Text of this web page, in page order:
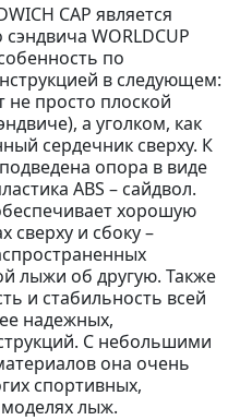
CAP является
WORLDCUP
по
в следующем:
не просто плоской
а уголком, как
сердечник сверху. К
опора в виде
ABS – сайдвол.
хорошую
сверху и сбоку –
лыжи об другую. Также
и стабильность всей
надежных,
С небольшими
она очень
спортивных,
лыж.